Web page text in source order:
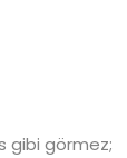
gibi görmez;